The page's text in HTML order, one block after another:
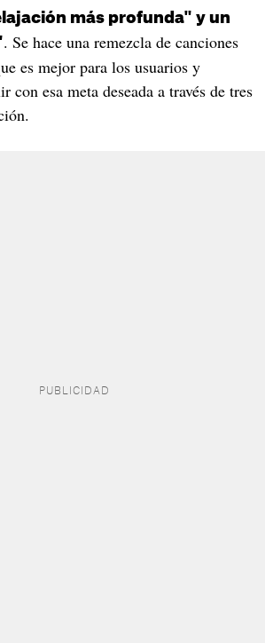
más profunda" y un
. Se hace una remezcla de canciones
es mejor para los usuarios y
con esa meta deseada a través de tres